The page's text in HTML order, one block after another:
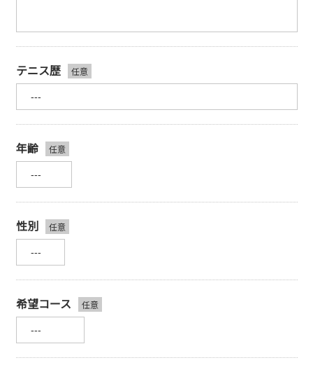
テニス歴
年齢
性別
希望コース